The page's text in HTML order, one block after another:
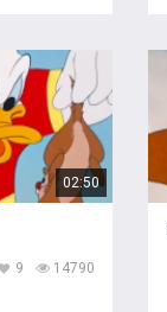
02:50
14790
9